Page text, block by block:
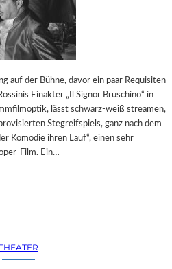
M
Y
T
E
N
“
auf der Bühne, davor ein paar Requisiten
Einakter „Il Signor Bruschino“ in
lässt schwarz-weiß streamen,
Stegreifspiels, ganz nach dem
Komödie ihren Lauf“, einen sehr
Film. Ein…